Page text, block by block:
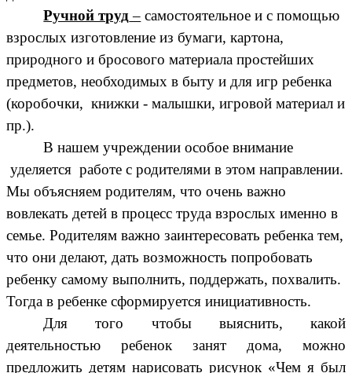
Ручной труд – самостоятельное и с помощью
взрослых изготовление из бумаги, картона,
природного и бросового материала простейших
предметов, необходимых в быту и для игр ребенка
(коробочки, книжки - малышки, игровой материал и
пр.).
В нашем учреждении особое внимание
уделяется работе с родителями в этом направлении.
Мы объясняем родителям, что очень важно
вовлекать детей в процесс труда взрослых именно в
семье. Родителям важно заинтересовать ребенка тем,
что они делают, дать возможность попробовать
ребенку самому выполнить, поддержать, похвалить.
Тогда в ребенке сформируется инициативность.
Для того чтобы выяснить, какой
деятельностью ребенок занят дома, можно
предложить детям нарисовать рисунок «Чем я был